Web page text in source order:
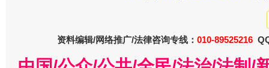
资料编辑/网络推广/法律咨询专线： 010-89525216